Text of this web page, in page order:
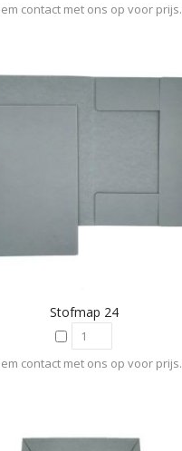
contact met ons op voor prijs.
Stofmap 24
contact met ons op voor prijs.